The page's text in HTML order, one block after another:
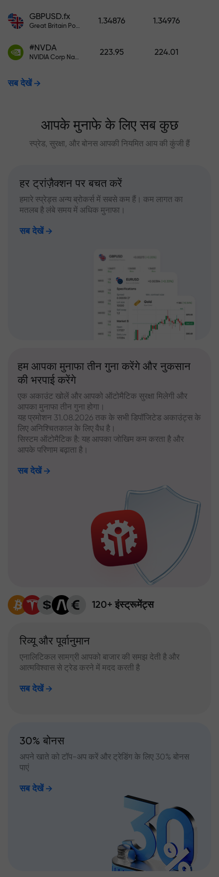
GBPUSD.fx
Great Britain Pound vs US Dollar
1.34876 1.34976
#NVDA
NVIDIA Corp Nasdaq Stock Exchange (Nasdaq) USD
223.95 224.01
सब देखें
आपके मुनाफे के लिए सब कुछ
स्प्रेड, सुरक्षा, और बोनस आपकी नियमित आय की कुंजी हैं
हर ट्रांज़ैक्शन पर बचत करें
हमारे स्प्रेड्स अन्य ब्रोकर्स में सबसे कम हैं। कम लागत का
मतलब है लंबे समय में अधिक मुनाफा।
सब देखें
हम आपका मुनाफा तीन गुना करेंगे और नुकसान
की भरपाई करेंगे
एक अकाउंट खोलें और आपको ऑटोमैटिक सुरक्षा मिलेगी और
आपका मुनाफा तीन गुना होगा।
यह प्रमोशन 31.08.2026 तक के सभी डिपॉजिटेड अकाउंट्स के
लिए अनिश्चितकाल के लिए वैध है।
सिस्टम ऑटोमैटिक है: यह आपका जोखिम कम करता है और
आपके परिणाम बढ़ाता है।
सब देखें
120+ इंस्ट्रूमेंट्स
रिव्यू और पूर्वानुमान
एनालिटिकल सामग्री आपको बाजार की समझ देती है और
आत्मविश्वास से ट्रेड करने में मदद करती है
सब देखें
30% बोनस
अपने खाते को टॉप-अप करें और ट्रेडिंग के लिए 30% बोनस
पाएं
सब देखें